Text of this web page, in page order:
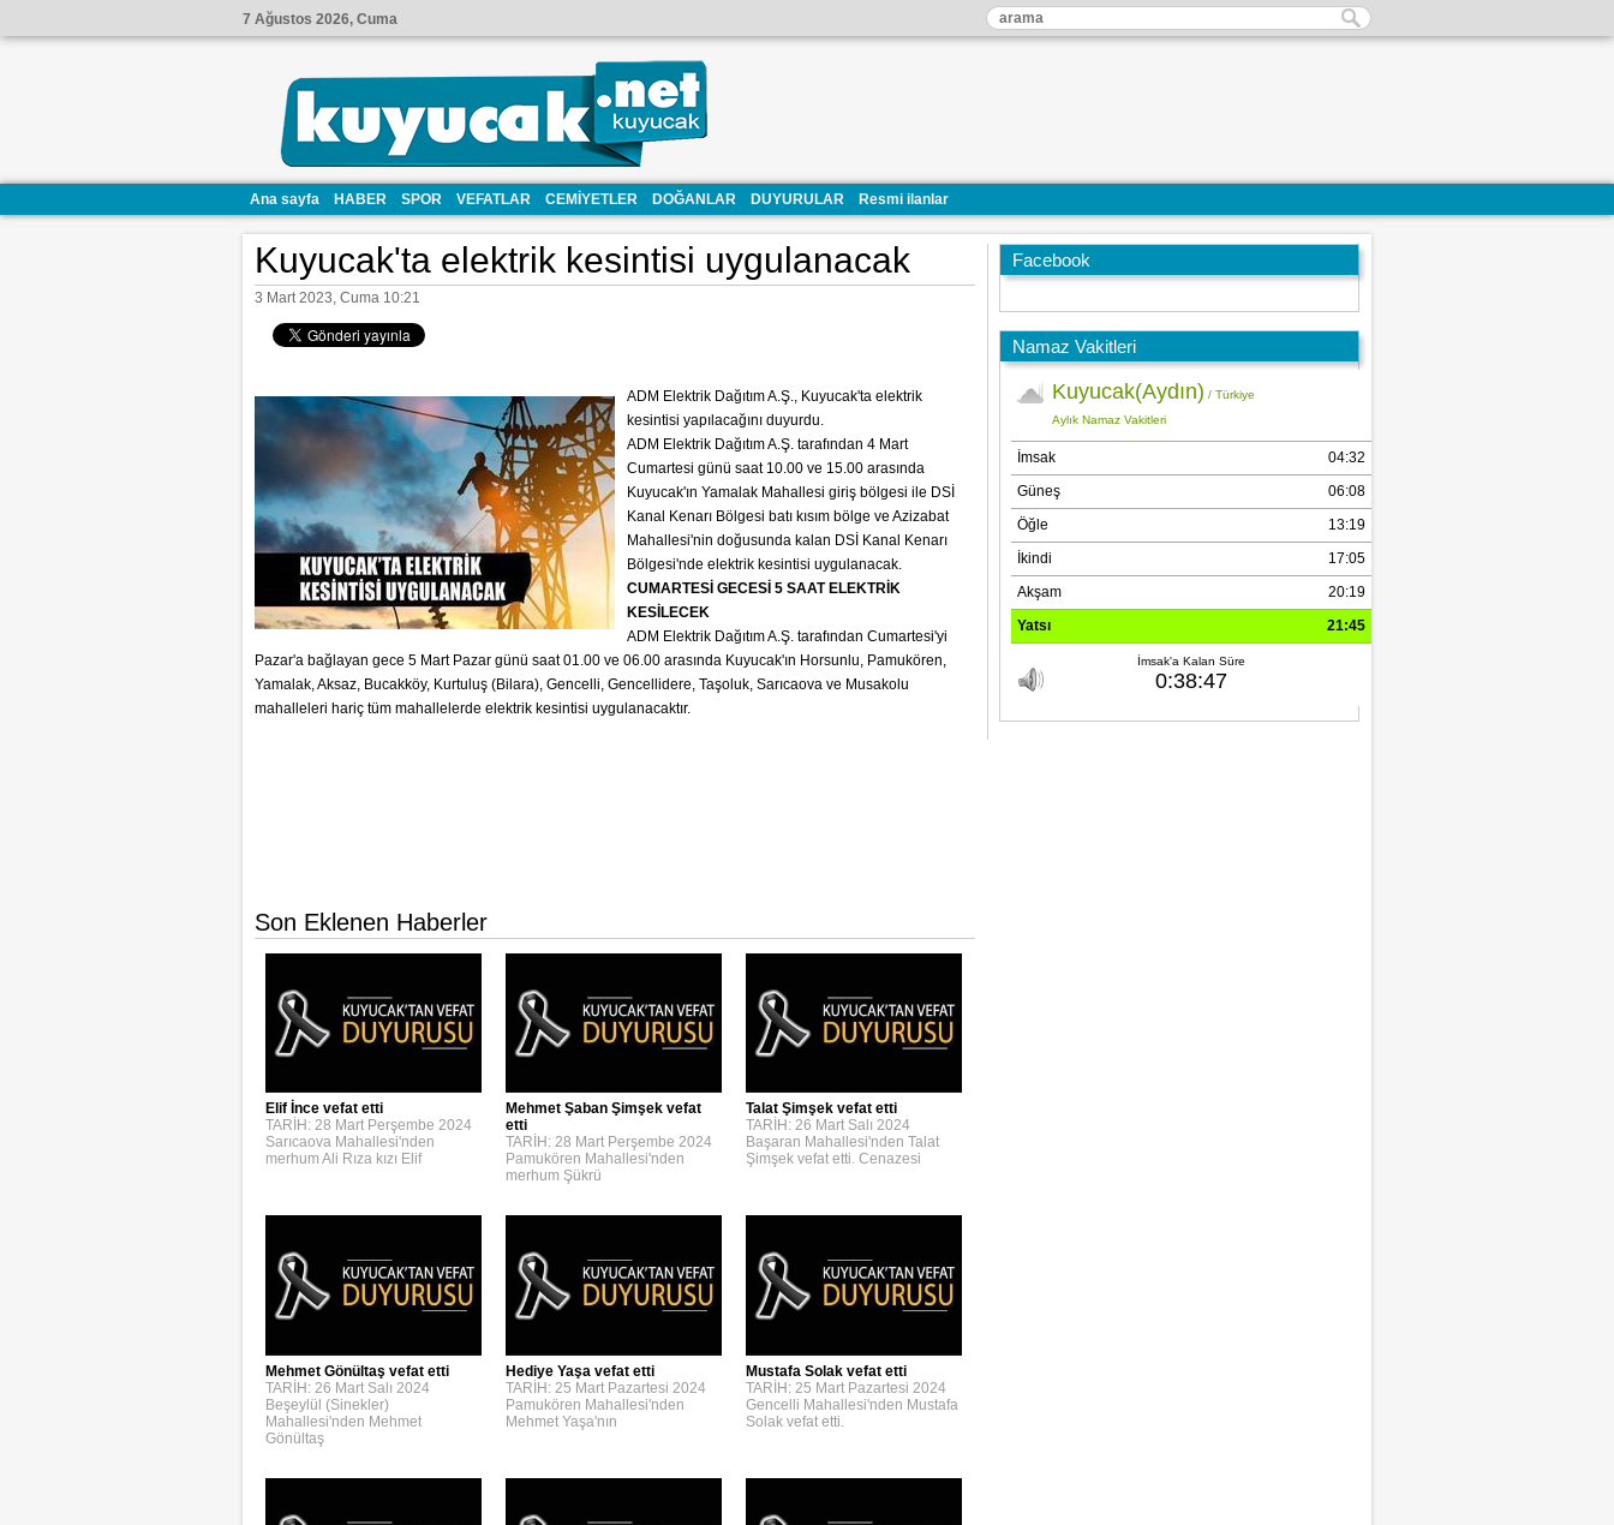
7 Ağustos 2026, Cuma
Ana sayfa HABER SPOR VEFATLAR CEMİYETLER DOĞANLAR DUYURULAR Resmi ilanlar
Facebook
Namaz Vakitleri
Kuyucak'ta elektrik kesintisi uygulanacak
3 Mart 2023, Cuma 10:21
ADM Elektrik Dağıtım A.Ş., Kuyucak'ta elektrik
kesintisi yapılacağını duyurdu.
ADM Elektrik Dağıtım A.Ş. tarafından 4 Mart
Cumartesi günü saat 10.00 ve 15.00 arasında
Kuyucak'ın Yamalak Mahallesi giriş bölgesi ile DSİ
Kanal Kenarı Bölgesi batı kısım bölge ve Azizabat
Mahallesi'nin doğusunda kalan DSİ Kanal Kenarı
Bölgesi'nde elektrik kesintisi uygulanacak.
CUMARTESİ GECESİ 5 SAAT ELEKTRİK
KESİLECEK
ADM Elektrik Dağıtım A.Ş. tarafından Cumartesi'yi
Pazar'a bağlayan gece 5 Mart Pazar günü saat 01.00 ve 06.00 arasında Kuyucak'ın Horsunlu, Pamukören,
Yamalak, Aksaz, Bucakköy, Kurtuluş (Bilara), Gencelli, Gencellidere, Taşoluk, Sarıcaova ve Musakolu
mahalleleri hariç tüm mahallelerde elektrik kesintisi uygulanacaktır.
Son Eklenen Haberler
Elif İnce vefat etti
TARİH: 28 Mart Perşembe 2024
Sarıcaova Mahallesi'nden
merhum Ali Rıza kızı Elif
Mehmet Şaban Şimşek vefat
etti
TARİH: 28 Mart Perşembe 2024
Pamukören Mahallesi'nden
merhum Şükrü
Talat Şimşek vefat etti
TARİH: 26 Mart Salı 2024
Başaran Mahallesi'nden Talat
Şimşek vefat etti. Cenazesi
Mehmet Gönültaş vefat etti
TARİH: 26 Mart Salı 2024
Beşeylül (Sinekler)
Mahallesi'nden Mehmet
Gönültaş
Hediye Yaşa vefat etti
TARİH: 25 Mart Pazartesi 2024
Pamukören Mahallesi'nden
Mehmet Yaşa'nın
Mustafa Solak vefat etti
TARİH: 25 Mart Pazartesi 2024
Gencelli Mahallesi'nden Mustafa
Solak vefat etti.